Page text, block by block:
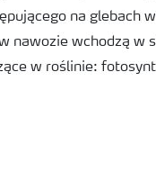
na glebach
wchodzą w
w roślinie: